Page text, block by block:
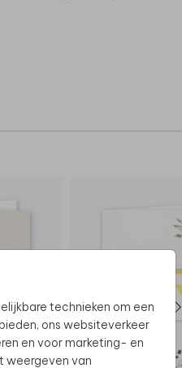
technieken om een
ons websiteverkeer
en voor marketing- en
weergeven van
langere verzendtijd: